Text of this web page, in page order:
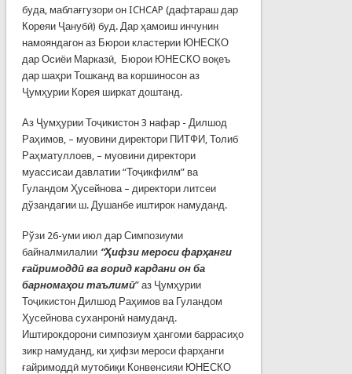
буда, маблағгузори он ICHCAP (дафтараш дар
Кореяи Ҷанубӣ) буд. Дар ҳамоиш инчунин
намояндагон аз Бюрои кластерии ЮНЕСКО
дар Осиёи Марказӣ, Бюрои ЮНЕСКО воқеъ
дар шаҳри Тошканд ва коршиносон аз
Ҷумҳурии Корея ширкат доштанд.
Аз Ҷумҳурии Тоҷикистон 3 нафар - Дилшод
Раҳимов, – муовини директори ПИТФИ, Толиб
Раҳматуллоев, – муовини директори
муассисаи давлатии “Тоҷикфилм” ва
Гуландом Ҳусейнова – директори литсеи
дўзандагии ш. Душанбе иштирок намуданд.
Рўзи 26-уми июл дар Симпозиуми
байналмилалии “Ҳифзи мероси фарҳанги
ғайримоддӣ ва ворид кардани он ба
барномаҳои таълимӣ” аз Ҷумҳурии
Тоҷикистон Дилшод Раҳимов ва Гуландом
Ҳусейнова суханронӣ намуданд.
Иштирокдорони симпозиум ҳангоми баррасиҳо
зикр намуданд, ки ҳифзи мероси фарҳанги
ғайримоддӣ мутобиқи Конвенсияи ЮНЕСКО